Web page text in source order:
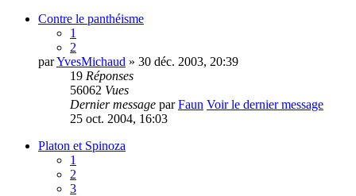
Contre le panthéisme
1
2
parYvesMichaud » 30 déc. 2003, 20:39
19 Réponses
56062 Vues
Dernier message parFaun Voir le dernier message
25 oct. 2004, 16:03
Platon et Spinoza
1
2
3